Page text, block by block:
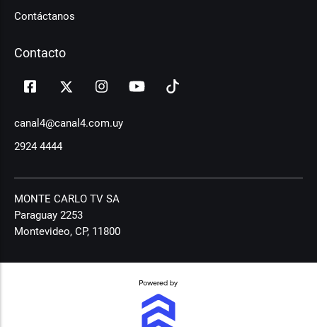
Contáctanos
Contacto
canal4@canal4.com.uy
2924 4444
MONTE CARLO TV SA
Paraguay 2253
Montevideo, CP, 11800